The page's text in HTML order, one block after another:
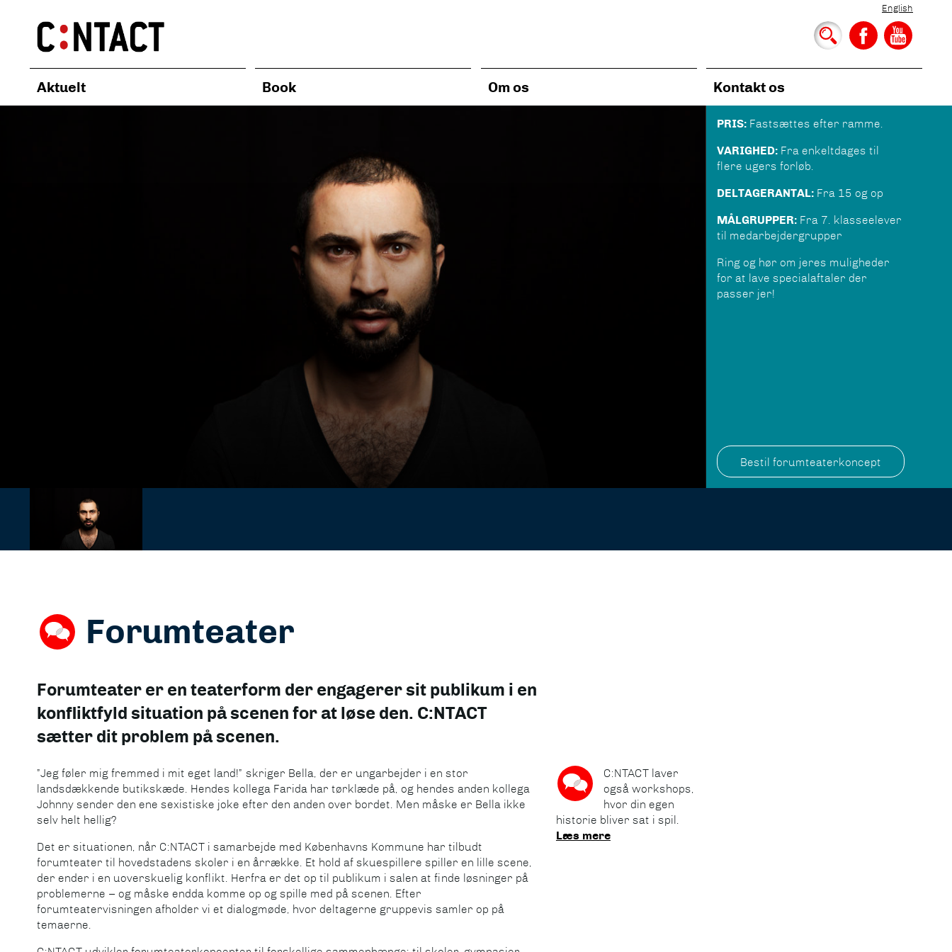
English
Aktuelt Book Om os Kontakt os
PRIS: Fastsættes efter ramme.
VARIGHED: Fra enkeltdages til
flere ugers forløb.
DELTAGERANTAL: Fra 15 og op
MÅLGRUPPER: Fra 7. klasseelever
til medarbejdergrupper
Ring og hør om jeres muligheder
for at lave specialaftaler der
passer jer!
Bestil forumteaterkoncept
Forumteater
Forumteater er en teaterform der engagerer sit publikum i en
konfliktfyld situation på scenen for at løse den. C:NTACT
sætter dit problem på scenen.
”Jeg føler mig fremmed i mit eget land!” skriger Bella, der er ungarbejder i en stor
landsdækkende butikskæde. Hendes kollega Farida har tørklæde på, og hendes anden kollega
Johnny sender den ene sexistiske joke efter den anden over bordet. Men måske er Bella ikke
selv helt hellig?
Det er situationen, når C:NTACT i samarbejde med Københavns Kommune har tilbudt
forumteater til hovedstadens skoler i en årrække. Et hold af skuespillere spiller en lille scene,
der ender i en uoverskuelig konflikt. Herfra er det op til publikum i salen at finde løsninger på
problemerne – og måske endda komme op og spille med på scenen. Efter
forumteatervisningen afholder vi et dialogmøde, hvor deltagerne gruppevis samler op på
temaerne.
C:NTACT laver
også workshops,
hvor din egen
historie bliver sat i spil.
Læs mere